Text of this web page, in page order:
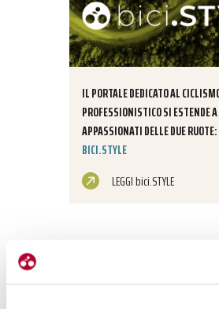
IL PORTALE DEDICATO AL
PROFESSIONISTICO SI ESTENDE
APPASSIONATI DELLE DUE RUOTE:
BICI.STYLE
LEGGI bici.STYLE